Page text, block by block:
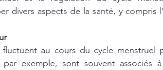
divers aspects de la santé, y compris
au cours du cycle menstruel
exemple, sont souvent associés